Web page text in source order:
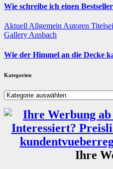
Wie schreibe ich einen Bestseller
AktuellAllgemeinAutoren
GalleryAnsbach
Wie der Himmel an die Decke
Kategorien
Kategorien
Ihre